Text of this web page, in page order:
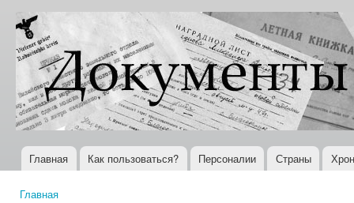
Документы
XX века
Всемирная
история в
Интернете
Главное меню
Главная Как пользоваться? Персоналии Страны
Главная